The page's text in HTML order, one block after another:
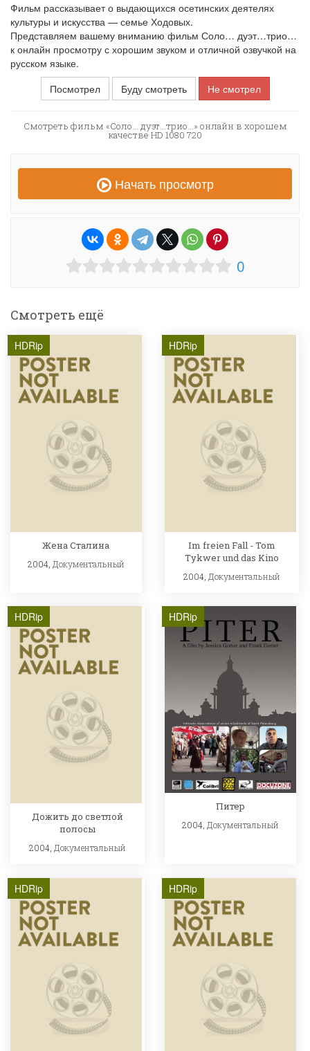
Фильм рассказывает о выдающихся осетинских деятелях
культуры и искусства — семье Ходовых.
Представляем вашему вниманию фильм Соло… дуэт…трио…
к онлайн просмотру с хорошим звуком и отличной озвучкой на
русском языке.
Посмотрел
Буду смотреть Не смотрел
Смотреть фильм «Соло… дуэт…трио…» онлайн в хорошем
качестве HD 1080 720
Начать просмотр
0
Смотреть ещё
HDRip
Жена Сталина
2004, Документальный
HDRip
Im freien Fall - Tom
Tykwer und das Kino
2004, Документальный
HDRip
Дожить до светлой
полосы
2004, Документальный
HDRip
Питер
2004, Документальный
HDRip HDRip